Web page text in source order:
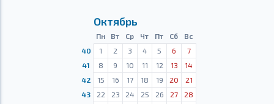
Октябрь
Пн Вт Ср Чт Пт Сб
Вс
40
1 2 3 4 5 6
7
41
8 9 10 11 12 13
14
42
15 16 17 18 19 20
21
43
22 23 24 25 26 27
28